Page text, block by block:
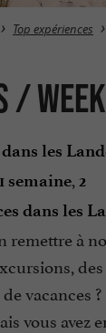
Top expériences
/
les
1 semaine, 2
dans les
remettre à
vacances ?
vous avez